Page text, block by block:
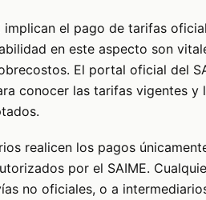
implican el pago de tarifas
en este aspecto son
El portal oficial del
conocer las tarifas vigentes y
realicen los pagos
por el SAIME.
no oficiales, o a